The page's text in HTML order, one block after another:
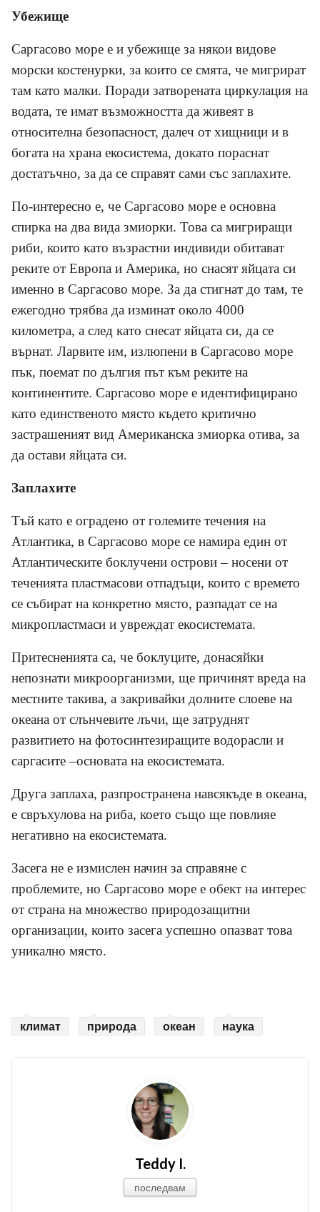
Убежище
Саргасово море е и убежище за някои видове
морски костенурки, за които се смята, че мигрират
там като малки. Поради затворената циркулация на
водата, те имат възможността да живеят в
относителна безопасност, далеч от хищници и в
богата на храна екосистема, докато пораснат
достатъчно, за да се справят сами със заплахите.
По-интересно е, че Саргасово море е основна
спирка на два вида змиорки. Това са мигриращи
риби, които като възрастни индивиди обитават
реките от Европа и Америка, но снасят яйцата си
именно в Саргасово море. За да стигнат до там, те
ежегодно трябва да изминат около 4000
километра, а след като снесат яйцата си, да се
върнат. Ларвите им, излюпени в Саргасово море
пък, поемат по дългия път към реките на
континентите. Саргасово море е идентифицирано
като единственото място където критично
застрашеният вид Американска змиорка отива, за
да остави яйцата си.
Заплахите
Тъй като е оградено от големите течения на
Атлантика, в Саргасово море се намира един от
Атлантическите боклучени острови – носени от
теченията пластмасови отпадъци, които с времето
се събират на конкретно място, разпадат се на
микропластмаси и увреждат екосистемата.
Притесненията са, че боклуците, донасяйки
непознати микроорганизми, ще причинят вреда на
местните такива, а закривайки долните слоеве на
океана от слънчевите лъчи, ще затруднят
развитието на фотосинтезиращите водорасли и
саргасите –основата на екосистемата.
Друга заплаха, разпространена навсякъде в океана,
е свръхулова на риба, което също ще повлияе
негативно на екосистемата.
Засега не е измислен начин за справяне с
проблемите, но Саргасово море е обект на интерес
от страна на множество природозащитни
организации, които засега успешно опазват това
уникално място.
климат природа океан наука
Teddy I.
последвам